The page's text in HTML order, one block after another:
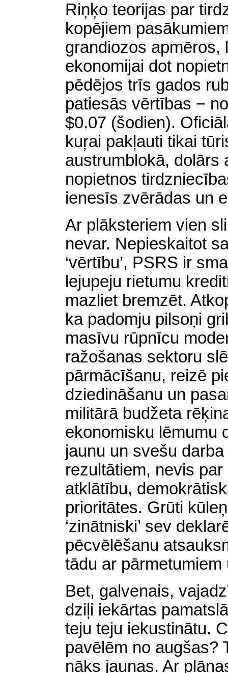
Riņķo teorijas par
kopējiem
grandiozos apmēros,
ekonomijai dot
pēdējos trīs gados
patiesās vērtības −
$0.07 (šodien).
kuŗai pakļauti tikai
austrumblokā, dolārs
nopietnos
ienesīs zvērādas un
Ar plāksteriem vien
nevar. Nepieskaitot
‘vērtību’, PSRS ir
lejupeju rietumu
mazliet bremzēt.
ka padomju pilsoņi
masīvu rūpnīcu
ražošanas sektoru
pārmācīšanu, reizē
dziedināšanu un
militārā budžeta
ekonomisku lēmumu
jaunu un svešu
rezultātiem, nevis
atklātību,
prioritātes. Grūti
‘zinātniski’ sev
pēcvēlēšanu
tādu ar
Bet, galvenais,
dziļi iekārtas
teju teju iekustinātu.
pavēlēm no augšas?
nāks jaunas. Ar